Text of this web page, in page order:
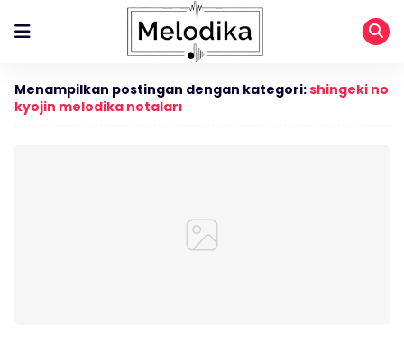
Menampilkan postingan dengan kategori:shingeki no
kyojin melodika notaları